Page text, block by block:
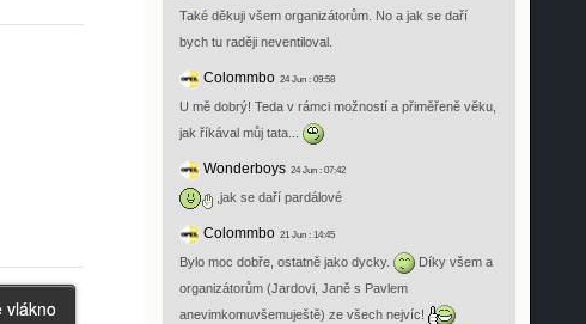
Také děkuji všem organizátorům. No a jak se daří
bych tu raději neventiloval.
Colommbo24 Jun : 09:58
U mě dobrý! Teda v rámci možností a přiměřeně věku,
jak říkával můj tata...
Wonderboys24 Jun : 07:42
,jak se daří pardálové
Colommbo21 Jun : 14:45
Bylo moc dobře, ostatně jako dycky.
Díky všem a
organizátorům (Jardovi, Janě s Pavlem
anevimkomuvšemuještě) ze všech nejvíc!